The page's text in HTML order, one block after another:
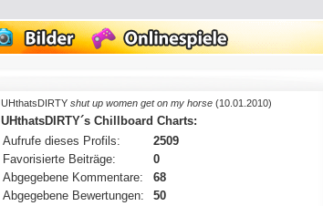
UHthatsDIRTY shut up women get on my horse (10.01.2010)
UHthatsDIRTY´s Chillboard Charts:
Aufrufe dieses Profils:
2509
Favorisierte Beiträge:
0
Abgegebene Kommentare:
68
Abgegebene Bewertungen:
50